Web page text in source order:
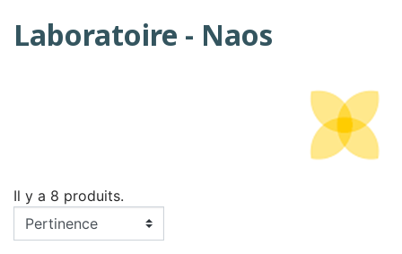
Laboratoire - Naos
Il y a 8 produits.